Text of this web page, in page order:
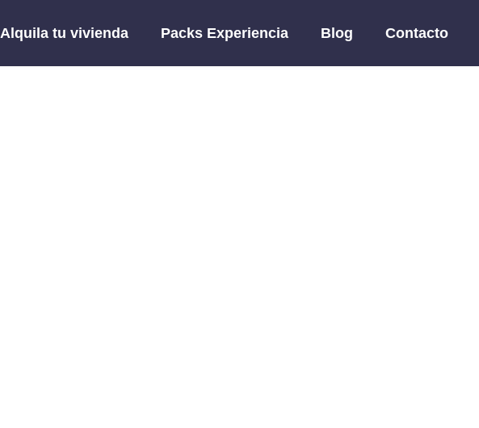
Alquila tu vivienda Packs Experiencia Blog Contacto